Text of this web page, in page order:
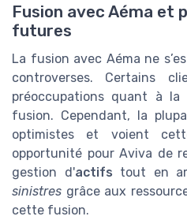
Fusion avec Aéma et
futures
La fusion avec Aéma ne
controverses. Certains
préoccupations quant à
fusion. Cependant, la
optimistes et voient
opportunité pour Aviva de
gestion d'actifs tout en
sinistres grâce aux
cette fusion.